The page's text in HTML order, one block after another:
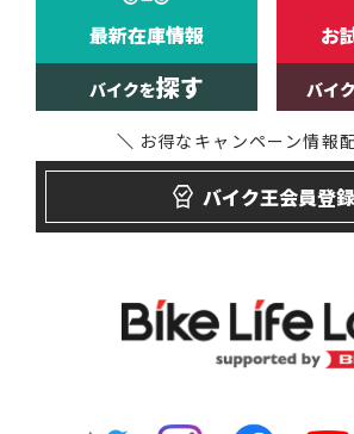
最新在庫情報
バイクを探す
お
バイ
バイク王会員登録
お得なキャンペーン情報